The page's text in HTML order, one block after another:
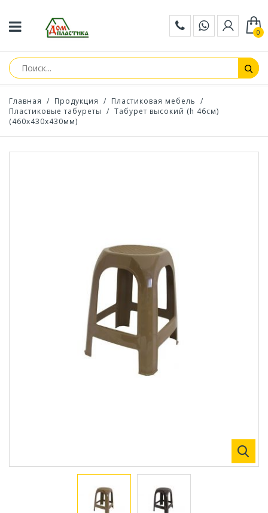
0
Главная / Продукция / Пластиковая мебель /
Пластиковые табуреты / Табурет высокий (h 46см)
(460x430х430мм)